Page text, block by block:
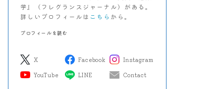
学』（フレグランスジャーナル）がある。
詳しいプロフィールは こちら から。
プロフィールを読む
X Facebook
Instagram
YouTube
LINE Contact